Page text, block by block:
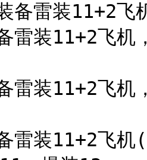
备雷装11+2飞
雷装11+2飞机
雷装11+2飞机
雷装11+2飞